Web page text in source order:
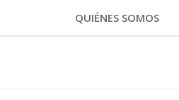
QUIÉNES SOMOS